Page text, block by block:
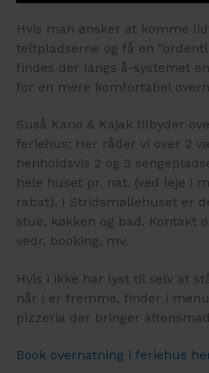
Hvis man ønsker at komme
teltpladserne og få en
findes der langs å-systemet
for en mere komfortabel
Suså Kano & Kajak tilbyder
feriehus; Her råder vi over 2
henholdsvis 2 og 3
hele huset pr. nat. (ved leje i
rabat). I Stridsmøllehuset er
stue, køkken og bad. Kontakt
vedr. booking, mv.
Hvis i ikke har lyst til selv at
når i er fremme, finder i
pizzeria der bringer
Book overnatning i feriehus